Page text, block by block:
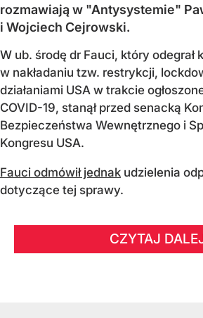
rozmawiają w "Antysystemie"
i Wojciech Cejrowski.
W ub. środę dr Fauci, który odegrał
w nakładaniu tzw. restrykcji,
działaniami USA w trakcie
COVID-19, stanął przed senacką
Bezpieczeństwa Wewnętrznego i
Kongresu USA.
Fauci odmówił jednak udzielenia
dotyczące tej sprawy.
CZYTAJ